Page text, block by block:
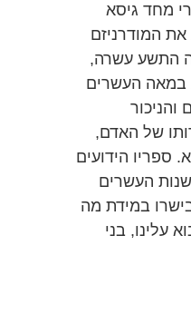
מחד גיסא
את המודרניזם
התשע עשרה,
העשרים
והניכור
של האדם,
ספריו הידועים
העשרים
במידת מה
עלינו, בני